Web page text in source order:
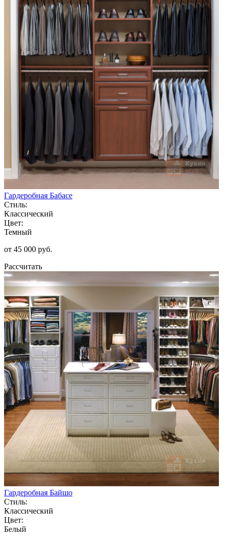
Гардеробная Бабасе
Стиль:
Классический
Цвет:
Темный
от 45 000 руб.
Рассчитать
Гардеробная Байшо
Стиль:
Классический
Цвет:
Белый